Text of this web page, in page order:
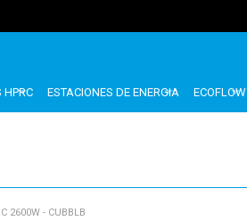
ESTACIONES DE ENERGIA ECOFLOW
2600W - CUBBLB